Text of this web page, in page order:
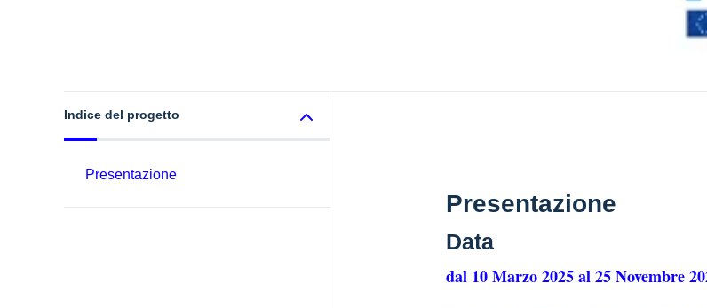
Indice del progetto
Presentazione
Presentazione
Data
dal 10 Marzo 2025 al 25 Novembre